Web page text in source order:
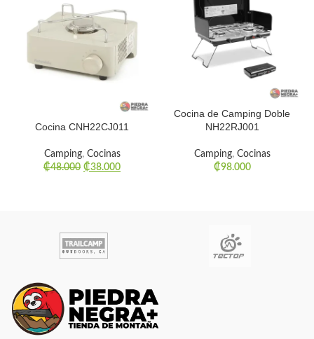
Cocina CNH22CJ011
Camping, Cocinas
₡48.000 ₡38.000
Cocina de Camping Doble
NH22RJ001
Camping, Cocinas
₡98.000